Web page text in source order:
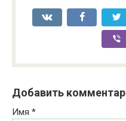
Добавить
Имя *